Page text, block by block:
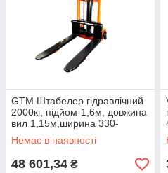
GTM Штабелер гідравлічний
2000кг, підйом-1,6м, довжина
вил 1,15м,ширина 330-
740мм/палета 1200*1000
Немає в наявності
48 601,34 ₴